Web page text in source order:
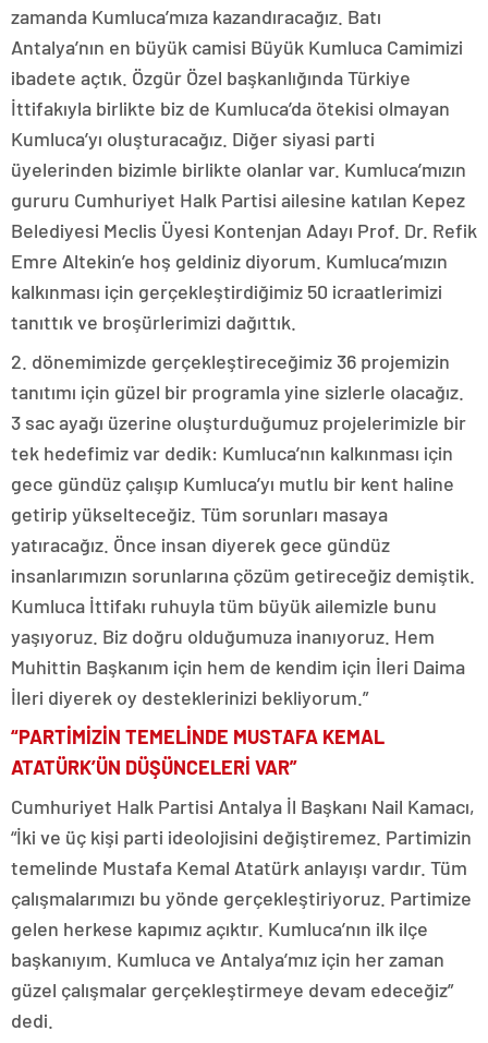
zamanda Kumluca’mıza kazandıracağız. Batı
Antalya’nın en büyük camisi Büyük Kumluca Camimizi
ibadete açtık. Özgür Özel başkanlığında Türkiye
İttifakıyla birlikte biz de Kumluca’da ötekisi olmayan
Kumluca’yı oluşturacağız. Diğer siyasi parti
üyelerinden bizimle birlikte olanlar var. Kumluca’mızın
gururu Cumhuriyet Halk Partisi ailesine katılan Kepez
Belediyesi Meclis Üyesi Kontenjan Adayı Prof. Dr. Refik
Emre Altekin’e hoş geldiniz diyorum. Kumluca’mızın
kalkınması için gerçekleştirdiğimiz 50 icraatlerimizi
tanıttık ve broşürlerimizi dağıttık.
2. dönemimizde gerçekleştireceğimiz 36 projemizin
tanıtımı için güzel bir programla yine sizlerle olacağız.
3 sac ayağı üzerine oluşturduğumuz projelerimizle bir
tek hedefimiz var dedik: Kumluca’nın kalkınması için
gece gündüz çalışıp Kumluca’yı mutlu bir kent haline
getirip yükselteceğiz. Tüm sorunları masaya
yatıracağız. Önce insan diyerek gece gündüz
insanlarımızın sorunlarına çözüm getireceğiz demiştik.
Kumluca İttifakı ruhuyla tüm büyük ailemizle bunu
yaşıyoruz. Biz doğru olduğumuza inanıyoruz. Hem
Muhittin Başkanım için hem de kendim için İleri Daima
İleri diyerek oy desteklerinizi bekliyorum.”
“PARTİMİZİN TEMELİNDE MUSTAFA KEMAL
ATATÜRK’ÜN DÜŞÜNCELERİ VAR”
Cumhuriyet Halk Partisi Antalya İl Başkanı Nail Kamacı,
“İki ve üç kişi parti ideolojisini değiştiremez. Partimizin
temelinde Mustafa Kemal Atatürk anlayışı vardır. Tüm
çalışmalarımızı bu yönde gerçekleştiriyoruz. Partimize
gelen herkese kapımız açıktır. Kumluca’nın ilk ilçe
başkanıyım. Kumluca ve Antalya’mız için her zaman
güzel çalışmalar gerçekleştirmeye devam edeceğiz”
dedi.